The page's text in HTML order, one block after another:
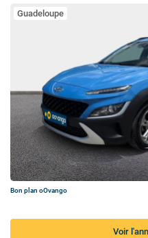
Guadeloupe
Bon plan oOvango
Voir